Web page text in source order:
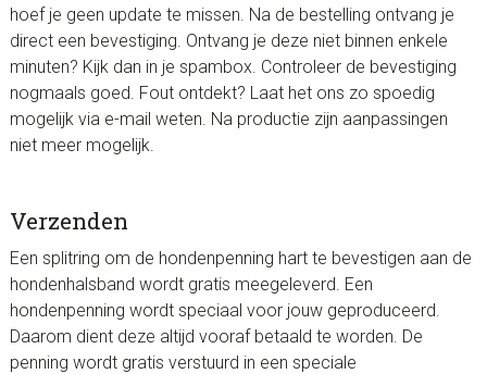
hoef je geen update te missen. Na de bestelling ontvang je
direct een bevestiging. Ontvang je deze niet binnen enkele
minuten? Kijk dan in je spambox. Controleer de bevestiging
nogmaals goed. Fout ontdekt? Laat het ons zo spoedig
mogelijk via e-mail weten. Na productie zijn aanpassingen
niet meer mogelijk.
Verzenden
Een splitring om de hondenpenning hart te bevestigen aan de
hondenhalsband wordt gratis meegeleverd. Een
hondenpenning wordt speciaal voor jouw geproduceerd.
Daarom dient deze altijd vooraf betaald te worden. De
penning wordt gratis verstuurd in een speciale